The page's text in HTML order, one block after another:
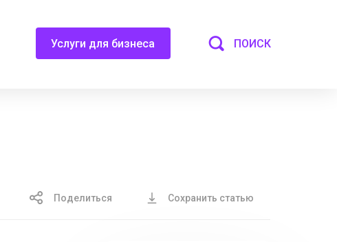
Услуги для бизнеса ПОИСК
Поделиться Сохранить статью